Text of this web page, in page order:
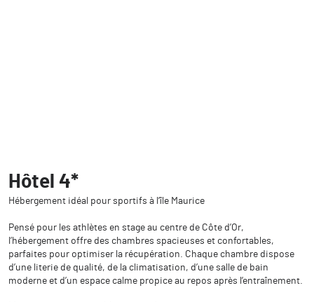
Hôtel 4*
Hébergement idéal pour sportifs à l’île Maurice
Pensé pour les athlètes en stage au centre de Côte d’Or,
l’hébergement offre des chambres spacieuses et confortables,
parfaites pour optimiser la récupération. Chaque chambre dispose
d’une literie de qualité, de la climatisation, d’une salle de bain
moderne et d’un espace calme propice au repos après l’entraînement.